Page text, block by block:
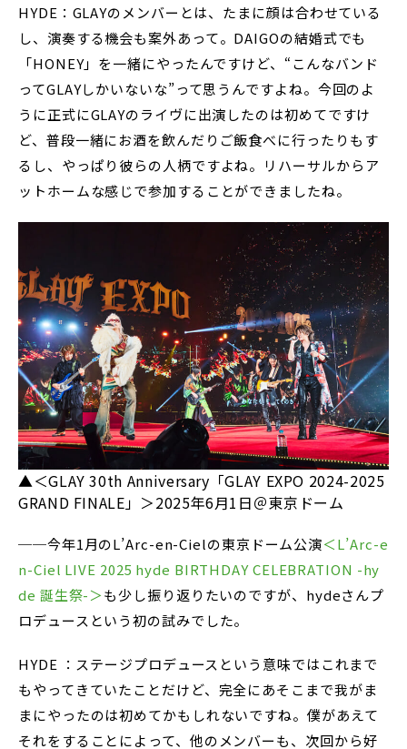
HYDE：GLAYのメンバーとは、たまに顔は合わせている
し、演奏する機会も案外あって。DAIGOの結婚式でも
「HONEY」を一緒にやったんですけど、“こんなバンド
ってGLAYしかいないな”って思うんですよね。今回のよ
うに正式にGLAYのライヴに出演したのは初めてですけ
ど、普段一緒にお酒を飲んだりご飯食べに行ったりもす
るし、やっぱり彼らの人柄ですよね。リハーサルからア
ットホームな感じで参加することができましたね。
▲＜GLAY 30th Anniversary「GLAY EXPO 2024-2025
GRAND FINALE」＞2025年6月1日＠東京ドーム
──今年1月のL’Arc-en-Cielの東京ドーム公演＜L’Arc-e
n-Ciel LIVE 2025 hyde BIRTHDAY CELEBRATION -hy
de 誕生祭-＞も少し振り返りたいのですが、hydeさんプ
ロデュースという初の試みでした。
HYDE ：ステージプロデュースという意味ではこれまで
もやってきていたことだけど、完全にあそこまで我がま
まにやったのは初めてかもしれないですね。僕があえて
それをすることによって、他のメンバーも、次回から好